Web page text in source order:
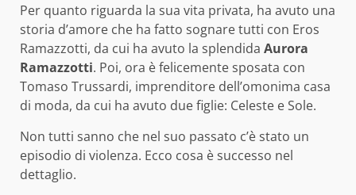
Per quanto riguarda la sua vita privata, ha avuto una
storia d’amore che ha fatto sognare tutti con Eros
Ramazzotti, da cui ha avuto la splendida Aurora
Ramazzotti. Poi, ora è felicemente sposata con
Tomaso Trussardi, imprenditore dell’omonima casa
di moda, da cui ha avuto due figlie: Celeste e Sole.
Non tutti sanno che nel suo passato c’è stato un
episodio di violenza. Ecco cosa è successo nel
dettaglio.